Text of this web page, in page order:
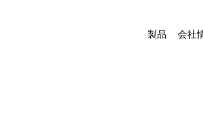
製品 会社